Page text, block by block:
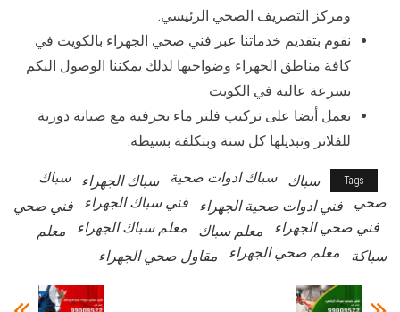
ومركز التصريف الصحي الرئيسي.
نقوم بتقديم خدماتنا عبر فني صحي الجهراء بالكويت في
كافة مناطق الجهراء وضواحيها لذلك يمكننا الوصول اليكم
بسرعة عالية في الكويت
نعمل أيضا على تركيب فلتر ماء بحرفية مع صيانة دورية
للفلاتر وتبديلها كل سنة وبتكلفة بسيطة.
Tags سباك سباك ادوات صحية سباك الجهراء
سباك
صحي
فني ادوات صحية الجهراء فني سباك الجهراء
فني صحي
فني صحي الجهراء
معلم سباك معلم سباك الجهراء
معلم
سباكة
معلم صحي الجهراء مقاول صحي الجهراء